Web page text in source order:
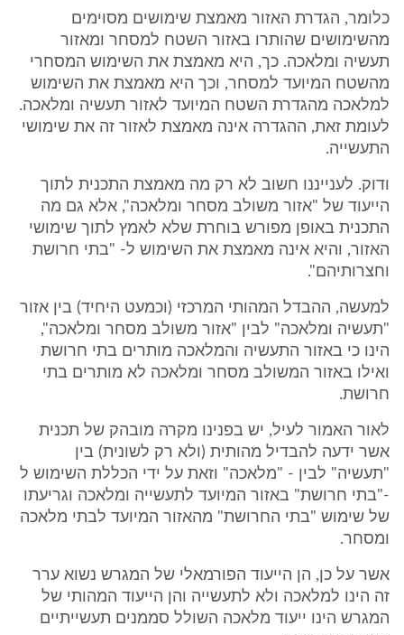
כלומר, הגדרת האזור מאמצת שימושים מסוימים
מהשימושים שהותרו באזור השטח למסחר ומאזור
תעשיה ומלאכה. כך, היא מאמצת את השימוש המסחרי
מהשטח המיועד למסחר, וכך היא מאמצת את השימוש
למלאכה מהגדרת השטח המיועד לאזור תעשיה ומלאכה.
לעומת זאת, ההגדרה אינה מאמצת לאזור זה את שימושי
התעשייה.
ודוק. לענייננו חשוב לא רק מה מאמצת התכנית לתוך
הייעוד של "אזור משולב מסחר ומלאכה", אלא גם מה
התכנית באופן מפורש בוחרת שלא לאמץ לתוך שימושי
האזור, והיא אינה מאמצת את השימוש ל- "בתי חרושת
וחצרותיהם".
למעשה, ההבדל המהותי המרכזי (וכמעט היחיד) בין אזור
"תעשיה ומלאכה" לבין "אזור משולב מסחר ומלאכה",
הינו כי באזור התעשיה והמלאכה מותרים בתי חרושת
ואילו באזור המשולב מסחר ומלאכה לא מותרים בתי
חרושת.
לאור האמור לעיל, יש בפנינו מקרה מובהק של תכנית
אשר ידעה להבדיל מהותית (ולא רק לשונית) בין
"תעשיה" לבין - "מלאכה" וזאת על ידי הכללת השימוש ל
-"בתי חרושת" באזור המיועד לתעשייה ומלאכה וגריעתו
של שימוש "בתי החרושת" מהאזור המיועד לבתי מלאכה
ומסחר.
אשר על כן, הן הייעוד הפורמאלי של המגרש נשוא ערר
זה הינו למלאכה ולא לתעשייה והן הייעוד המהותי של
המגרש הינו ייעוד מלאכה השולל סממנים תעשייתיים